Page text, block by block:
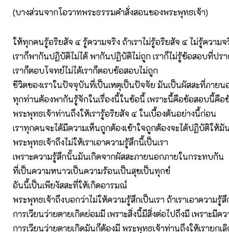
(บางส่วนจากโอวาทพระธรรมคำสั่งสอนของพระพุทธเจ้า)
ให้ทุกคนรู้อริยสัจ ๔ รู้ความจริง ถ้าเราไม่รู้อริยสัจ ๔ ไม่รู้ความจ
เราก็พากันปฏิบัติไม่ได้ พากันปฏิบัติไม่ถูก เราก็ไม่รู้ข้อสอบที่ปรา
เราก็ตอบโจทย์ไม่ได้เราก็ตอบข้อสอบไม่ถูก
ชีวิตของเราในปัจจุบันที่เป็นเหตุเป็นปัจจัย มันเป็นผัสสะที่ภายน
ทุกท่านต้องพากันรู้จักในเรื่องนี้ในข้อนี้ เพราะนี้คือข้อสอบนี้คือ
พระพุทธเจ้าท่านถึงให้เรารู้อริยสัจ ๔ ในเบื้องต้นอย่างนี้ก่อน
เราทุกคนจะได้มีความเห็นถูกต้องเข้าใจถูกต้องจะได้ปฏิบัติให้มั
พระพุทธเจ้าถึงไม่ให้เราเอาความรู้สึกนี้เป็นเรา
เพราะความรู้สึกนั้นมันเกิดจากผัสสะภายนอกภายในกระทบกัน
ที่เป็นความหนาวเป็นความร้อนเป็นสุขเป็นทุกข์
อันนี้เป็นเพียงัสสะที่ให้เกิดอารมณ์
พระพุทธเจ้าถึงบอกว่าไม่ให้ความรู้สึกเป็นเรา ถ้าเราเอาความรู้สึ
การเวียนว่ายตายเกิดย่อมมี เพราะสิ่งนี้มีสิ่งต่อไปถึงมี เพราะมีค
การเวียนว่ายตายเกิดมันก็ต้องมี พระพุทธเจ้าท่านถึงให้เรายกเลิ